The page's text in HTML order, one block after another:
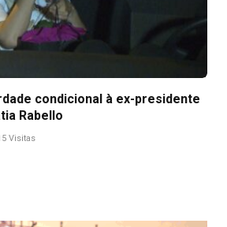
condicional à ex-presidente
Rabello
Visitas